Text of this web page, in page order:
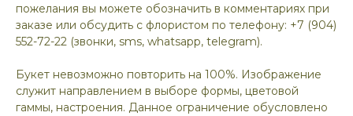
пожелания вы можете обозначить в комментариях при
заказе или обсудить с флористом по телефону: +7 (904)
552-72-22 (звонки, sms, whatsapp, telegram).
Букет невозможно повторить на 100%. Изображение
служит направлением в выборе формы, цветовой
гаммы, настроения. Данное ограничение обусловлено